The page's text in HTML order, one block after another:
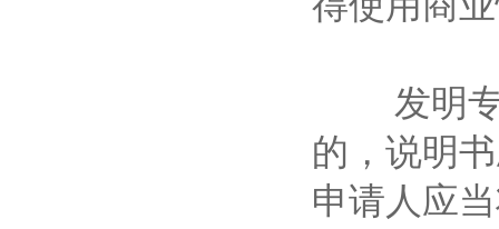
发明专
的，说明
申请人应